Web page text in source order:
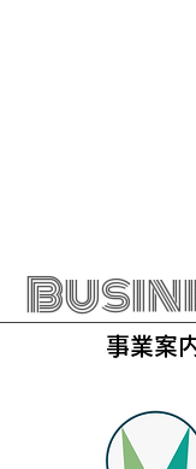
事業案